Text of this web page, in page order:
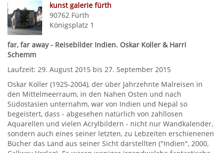
kunst galerie fürth
90762 Fürth
Königsplatz 1
far, far away - Reisebilder Indien. Oskar Koller & Harri
Schemm
Laufzeit: 29. August 2015 bis 27. September 2015
Oskar Koller (1925-2004), der über Jahrzehnte Malreisen in
den Mittelmeerraum, in den Nahen Osten und nach
Südostasien unternahm, war von Indien und Nepal so
begeistert, dass - abgesehen natürlich von zahllosen
Aquarellen und vielen Acrylbildern - nicht nur Wandkalender,
sondern auch eines seiner letzten, zu Lebzeiten erschienenen
Bücher das Land aus seiner Sicht darstellten ("Indien", 2000,